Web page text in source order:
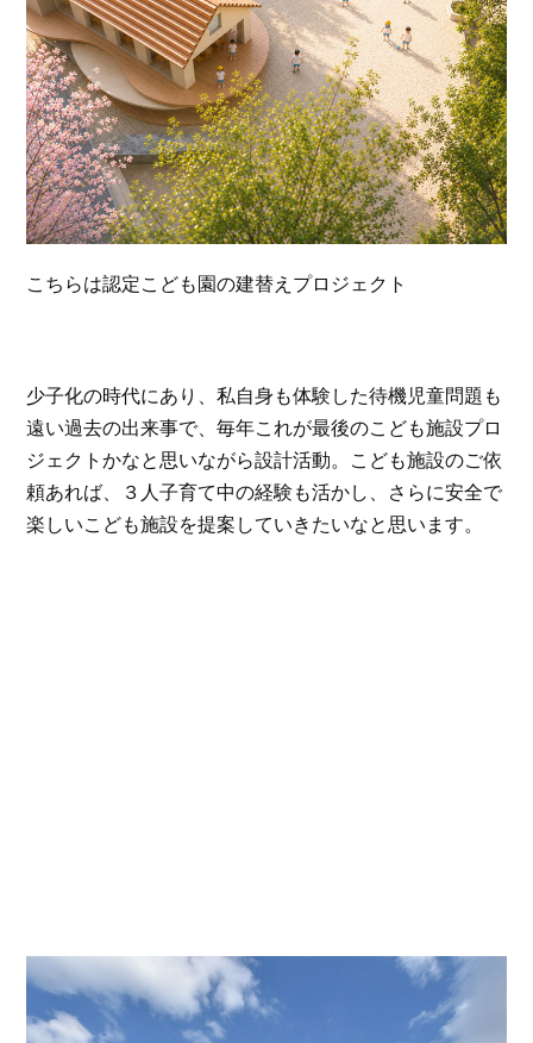
こちらは認定こども園の建替えプロジェクト
少子化の時代にあり、私自身も体験した待機児童問題も
遠い過去の出来事で、毎年これが最後のこども施設プロ
ジェクトかなと思いながら設計活動。こども施設のご依
頼あれば、３人子育て中の経験も活かし、さらに安全で
楽しいこども施設を提案していきたいなと思います。